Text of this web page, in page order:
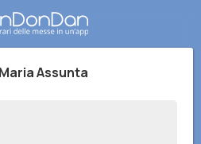
Assunta